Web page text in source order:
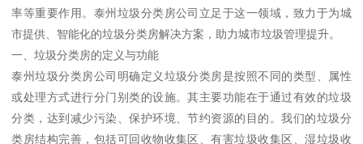
率等重要作用。泰州垃圾分类房公司立足于这一领域，致力于为城
市提供、智能化的垃圾分类房解决方案，助力城市垃圾管理提升。
一、垃圾分类房的定义与功能
泰州垃圾分类房公司明确定义垃圾分类房是按照不同的类型、属性
或处理方式进行分门别类的设施。其主要功能在于通过有效的垃圾
分类，达到减少污染、保护环境、节约资源的目的。我们的垃圾分
类房结构完善，包括可回收物收集区、有害垃圾收集区、湿垃圾收